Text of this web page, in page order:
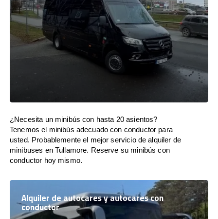
¿Necesita un minibús con hasta 20 asientos?
Tenemos el minibús adecuado con conductor para
usted. Probablemente el mejor servicio de alquiler de
minibuses en Tullamore. Reserve su minibús con
conductor hoy mismo.
Alquiler de autocares y autocares con
conductor